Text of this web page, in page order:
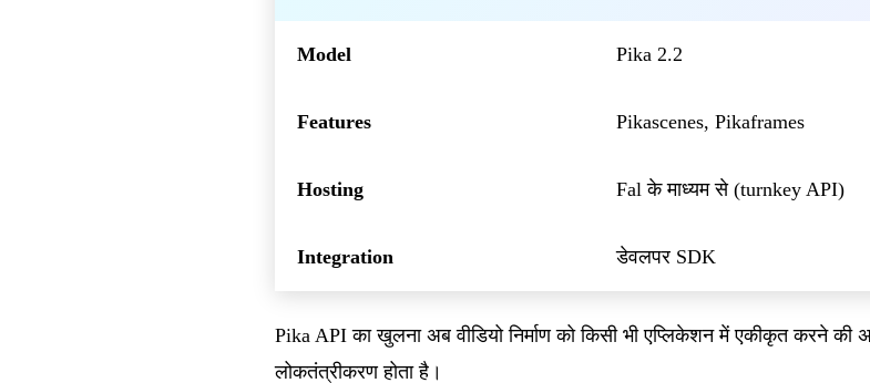
Model Pika 2.2
Features Pikascenes, Pikaframes
Hosting Fal के माध्यम से (turnkey API)
Integration डेवलपर SDK
Pika API का खुलना अब वीडियो निर्माण को किसी भी एप्लिकेशन में एकीकृत करने
लोकतंत्रीकरण होता है।